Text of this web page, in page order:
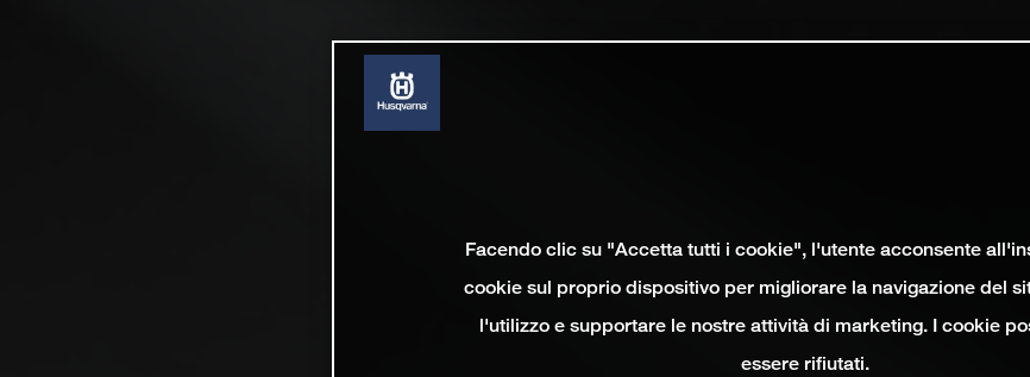
Facendo clic su "Accetta tutti i cookie", l'utente acconsente
cookie sul proprio dispositivo per migliorare la navigazione del
l'utilizzo e supportare le nostre attività di marketing. I cookie
essere rifiutati.